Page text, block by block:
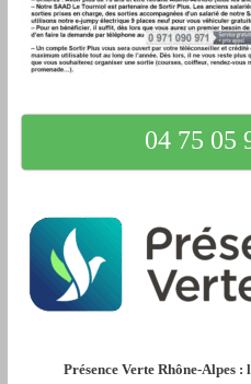
04 75 05
Présence Verte Rhône-Alpes